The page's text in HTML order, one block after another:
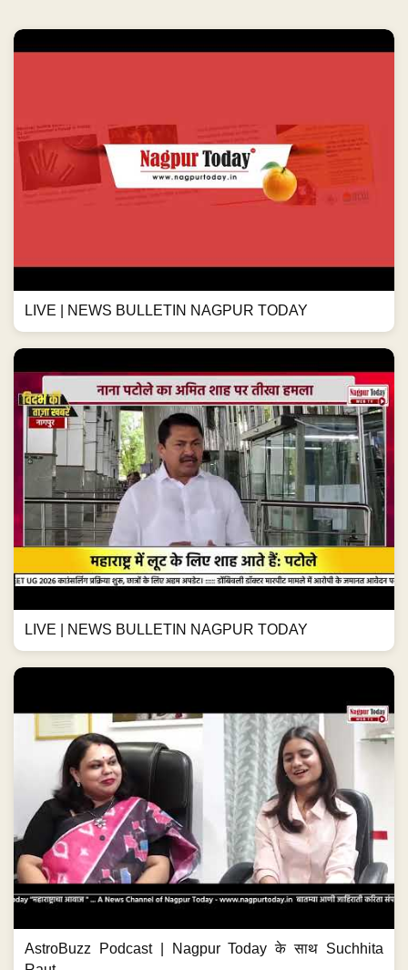
LIVE | NEWS BULLETIN NAGPUR TODAY
LIVE | NEWS BULLETIN NAGPUR TODAY
AstroBuzz Podcast | Nagpur Today के साथ Suchhita